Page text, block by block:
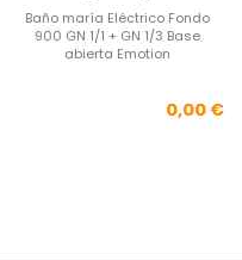
Baño maría Eléctrico Fondo
900 GN 1/1 + GN 1/3 Base
abierta Emotion
0,00 €